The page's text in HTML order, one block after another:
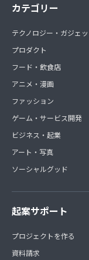
カテゴリー
テクノロジー・ガジェ
プロダクト
フード・飲食店
アニメ・漫画
ファッション
ゲーム・サービス開発
ビジネス・起業
アート・写真
ソーシャルグッド
起案サポート
プロジェクトを作る
資料請求